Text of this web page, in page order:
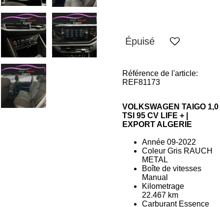
Épuisé
Référence de l'article:
REF81173
VOLKSWAGEN TAIGO 1,0
TSI 95 CV LIFE + |
EXPORT ALGERIE
Année 09-2022
Coleur Gris RAUCH
METAL
Boîte de vitesses
Manual
Kilometrage
22.467 km
Carburant Essence